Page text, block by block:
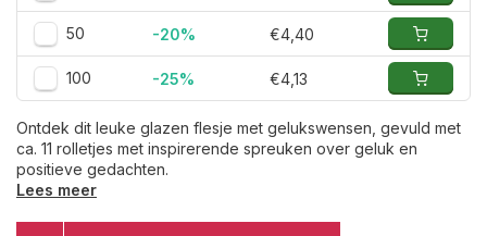
50 -20% €4,40
100 -25% €4,13
Ontdek dit leuke glazen flesje met gelukswensen, gevuld met
ca. 11 rolletjes met inspirerende spreuken over geluk en
positieve gedachten.
Lees meer